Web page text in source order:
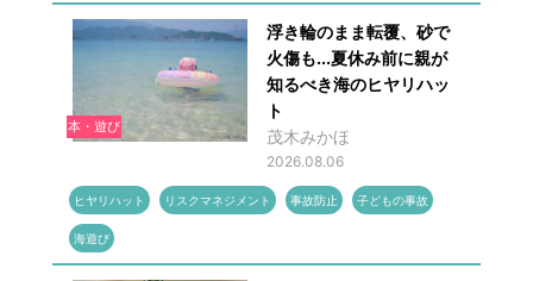
本・遊び
浮き輪のまま転覆、砂で
火傷も...夏休み前に親が
知るべき海のヒヤリハッ
ト
茂木みかほ
2026.08.06
ヒヤリハット リスクマネジメント 事故防止 子どもの事故
海遊び